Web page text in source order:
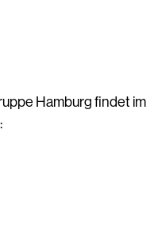
Hamburg findet im